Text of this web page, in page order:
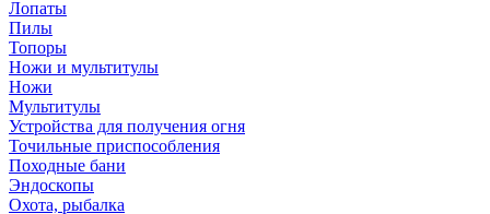
Лопаты
Пилы
Топоры
Ножи и мультитулы
Ножи
Мультитулы
Устройства для получения огня
Точильные приспособления
Походные бани
Эндоскопы
Охота, рыбалка